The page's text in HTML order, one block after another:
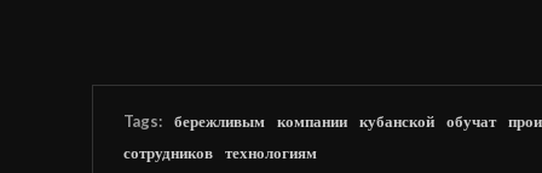
Tags: бережливым компании кубанской обучат
сотрудников
технологиям